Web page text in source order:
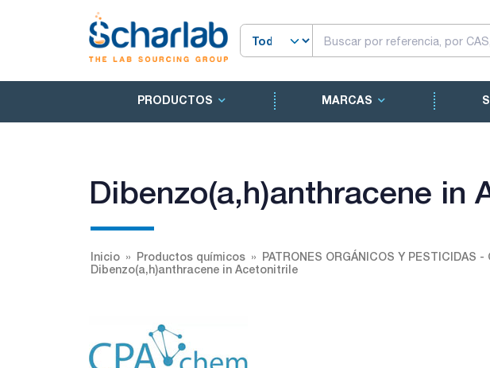
PRODUCTOS MARCAS
Dibenzo(a,h)anthracene in
Inicio Productos químicos
PATRONES ORGÁNICOS Y PESTICIDAS -
Dibenzo(a,h)anthracene in Acetonitrile